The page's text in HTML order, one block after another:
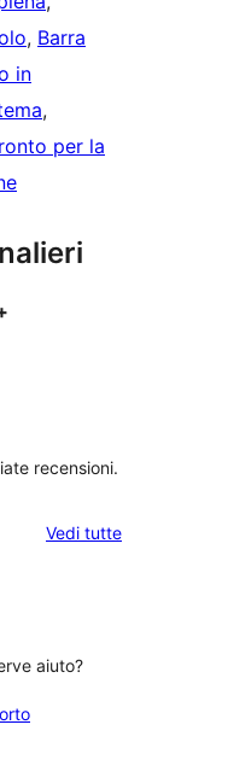
, Barra
in
per la
recensioni.
Vedi tuttele
aiuto?